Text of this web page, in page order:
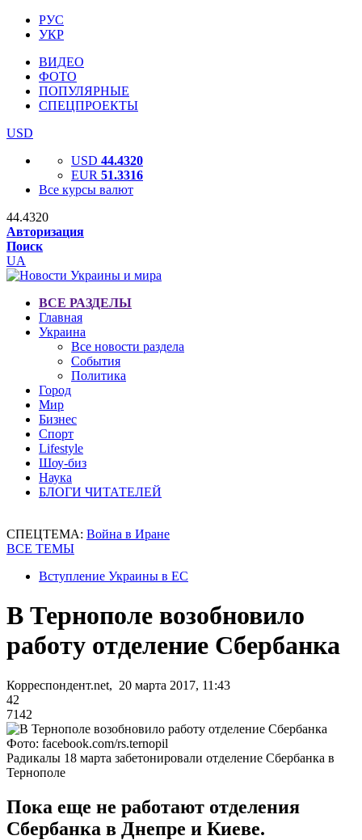
РУС
УКР
ВИДЕО
ФОТО
ПОПУЛЯРНЫЕ
СПЕЦПРОЕКТЫ
USD
USD 44.4320
EUR 51.3316
Все курсы валют
44.4320
Авторизация
Поиск
UA
ВСЕ РАЗДЕЛЫ
Главная
Украина
Все новости раздела
События
Политика
Город
Мир
Бизнес
Спорт
Lifestyle
Шоу-биз
Наука
БЛОГИ ЧИТАТЕЛЕЙ
СПЕЦТЕМА: Война в Иране
ВСЕ ТЕМЫ
Вступление Украины в ЕС
В Тернополе возобновило
работу отделение Сбербанка
Корреспондент.net, 20 марта 2017, 11:43
42
7142
Фото: facebook.com/rs.ternopil
Радикалы 18 марта забетонировали отделение Сбербанка в
Тернополе
Пока еще не работают отделения
Сбербанка в Днепре и Киеве.